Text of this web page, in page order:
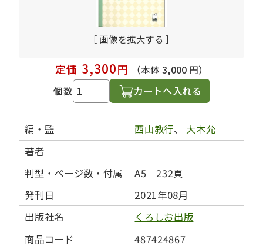
［ 画像を拡大する ］
定価 3,300円
（本体 3,000 円）
個数
カートへ入れる
編・監 西山教行、 大木允
著者
判型・ページ数・付属
A5 232頁
発刊日
2021年08月
出版社名
くろしお出版
商品コード
487424867